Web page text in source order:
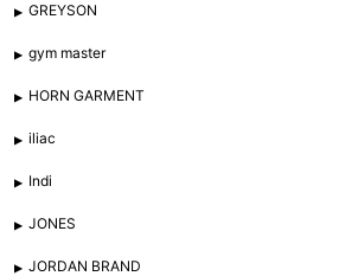
GREYSON
gym master
HORN GARMENT
iliac
Indi
JONES
JORDAN BRAND